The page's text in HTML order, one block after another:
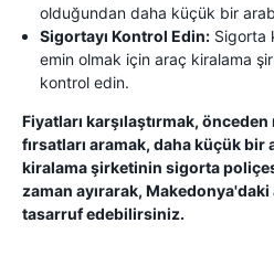
olduğundan daha küçük bir
Sigortayı Kontrol Edin: Sigorta
emin olmak için araç kiralama
kontrol edin.
Fiyatları karşılaştırmak,
fırsatları aramak, daha küçük
kiralama şirketinin sigorta
zaman ayırarak,
tasarruf edebilirsiniz.